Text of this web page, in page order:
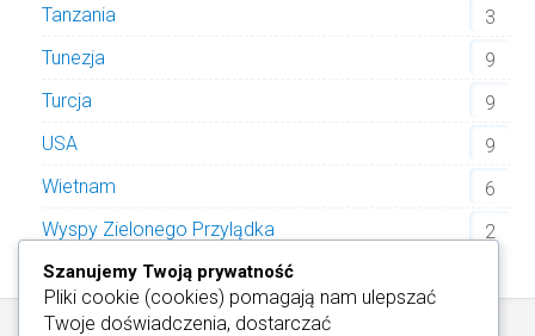
Tanzania
3
Tunezja
9
Turcja
9
USA
9
Wietnam
6
Wyspy Zielonego Przylądka
2
Szanujemy Twoją prywatność
Pliki cookie (cookies) pomagają nam ulepszać
Twoje doświadczenia, dostarczać